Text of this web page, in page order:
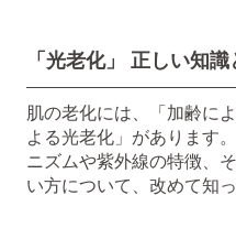
「光老化」 正しい知
肌の老化には、「加齢に
よる光老化」があります
ニズムや紫外線の特徴、
い方について、改めて知